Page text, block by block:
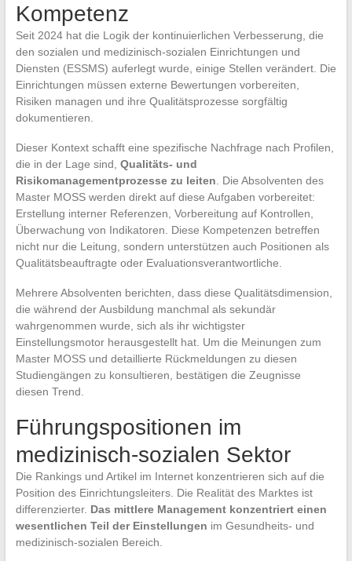
Kompetenz
Seit 2024 hat die Logik der kontinuierlichen Verbesserung, die
den sozialen und medizinisch-sozialen Einrichtungen und
Diensten (ESSMS) auferlegt wurde, einige Stellen verändert. Die
Einrichtungen müssen externe Bewertungen vorbereiten,
Risiken managen und ihre Qualitätsprozesse sorgfältig
dokumentieren.
Dieser Kontext schafft eine spezifische Nachfrage nach Profilen,
die in der Lage sind, Qualitäts- und
Risikomanagementprozesse zu leiten . Die Absolventen des
Master MOSS werden direkt auf diese Aufgaben vorbereitet:
Erstellung interner Referenzen, Vorbereitung auf Kontrollen,
Überwachung von Indikatoren. Diese Kompetenzen betreffen
nicht nur die Leitung, sondern unterstützen auch Positionen als
Qualitätsbeauftragte oder Evaluationsverantwortliche.
Mehrere Absolventen berichten, dass diese Qualitätsdimension,
die während der Ausbildung manchmal als sekundär
wahrgenommen wurde, sich als ihr wichtigster
Einstellungsmotor herausgestellt hat. Um die Meinungen zum
Master MOSS und detaillierte Rückmeldungen zu diesen
Studiengängen zu konsultieren, bestätigen die Zeugnisse
diesen Trend.
Führungspositionen im
medizinisch-sozialen Sektor
Die Rankings und Artikel im Internet konzentrieren sich auf die
Position des Einrichtungsleiters. Die Realität des Marktes ist
differenzierter. Das mittlere Management konzentriert einen
wesentlichen Teil der Einstellungen im Gesundheits- und
medizinisch-sozialen Bereich.